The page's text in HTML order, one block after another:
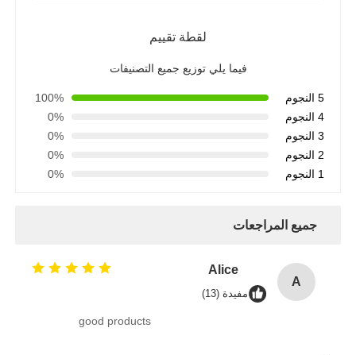
لقطة تقييم
فيما يلي توزيع جميع التصنيفات
5 النجوم
100%
4 النجوم
0%
3 النجوم
0%
2 النجوم
0%
1 النجوم
0%
جميع المراجعات
A
Alice
مفيدة (13)
good products